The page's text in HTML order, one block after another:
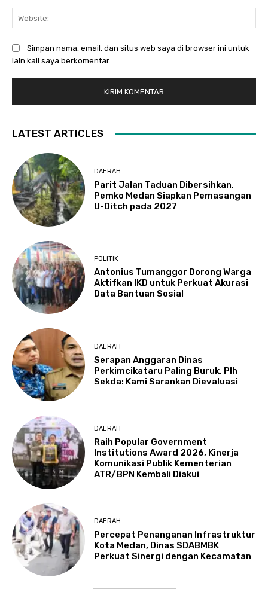
Simpan nama, email, dan situs web saya di browser ini untuk
lain kali saya berkomentar.
LATEST ARTICLES
DAERAH
Parit Jalan Taduan Dibersihkan,
Pemko Medan Siapkan Pemasangan
U-Ditch pada 2027
POLITIK
Antonius Tumanggor Dorong Warga
Aktifkan IKD untuk Perkuat Akurasi
Data Bantuan Sosial
DAERAH
Serapan Anggaran Dinas
Perkimcikataru Paling Buruk, Plh
Sekda: Kami Sarankan Dievaluasi
DAERAH
Raih Popular Government
Institutions Award 2026, Kinerja
Komunikasi Publik Kementerian
ATR/BPN Kembali Diakui
DAERAH
Percepat Penanganan Infrastruktur
Kota Medan, Dinas SDABMBK
Perkuat Sinergi dengan Kecamatan